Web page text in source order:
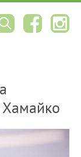
Хамайко